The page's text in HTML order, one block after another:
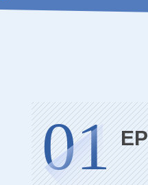
01